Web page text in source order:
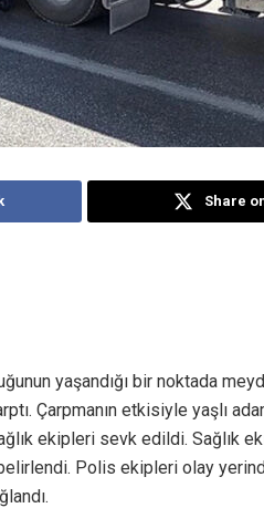
Share
yaşandığı bir noktada
Çarpmanın etkisiyle yaşlı
ekipleri sevk edildi. Sağlık
Polis ekipleri olay